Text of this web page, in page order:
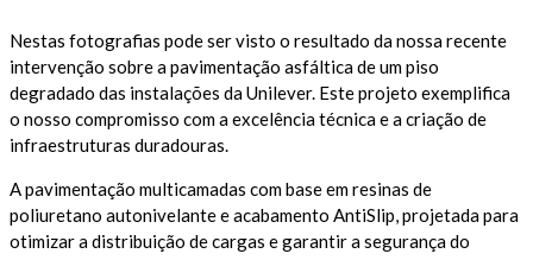
Nestas fotografias pode ser visto o resultado da nossa recente
intervenção sobre a pavimentação asfáltica de um piso
degradado das instalações da Unilever. Este projeto exemplifica
o nosso compromisso com a excelência técnica e a criação de
infraestruturas duradouras.
A pavimentação multicamadas com base em resinas de
poliuretano autonivelante e acabamento AntiSlip, projetada para
otimizar a distribuição de cargas e garantir a segurança do